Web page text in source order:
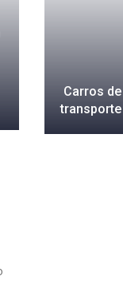
Carros de
transporte